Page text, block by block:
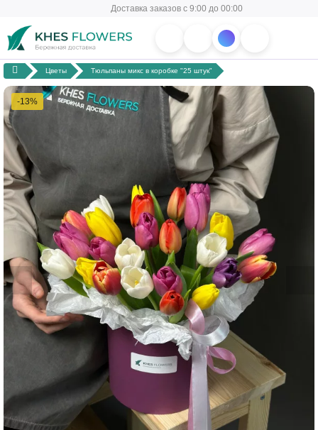
Доставка заказов с 9:00 до 00:00
Цветы Тюльпаны микс в коробке "25 штук"
-13%